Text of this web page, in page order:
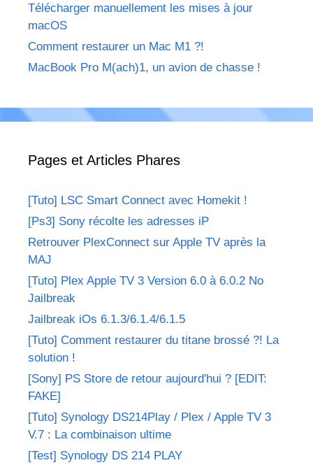
Télécharger manuellement les mises à jour
macOS
Comment restaurer un Mac M1 ?!
MacBook Pro M(ach)1, un avion de chasse !
Pages et Articles Phares
[Tuto] LSC Smart Connect avec Homekit !
[Ps3] Sony récolte les adresses iP
Retrouver PlexConnect sur Apple TV après la
MAJ
[Tuto] Plex Apple TV 3 Version 6.0 à 6.0.2 No
Jailbreak
Jailbreak iOs 6.1.3/6.1.4/6.1.5
[Tuto] Comment restaurer du titane brossé ?! La
solution !
[Sony] PS Store de retour aujourd'hui ? [EDIT:
FAKE]
[Tuto] Synology DS214Play / Plex / Apple TV 3
V.7 : La combinaison ultime
[Test] Synology DS 214 PLAY